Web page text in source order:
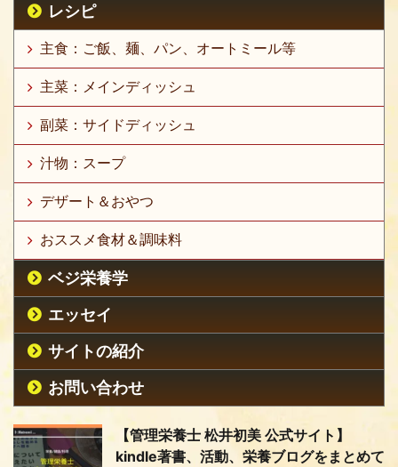
レシピ
主食：ご飯、麺、パン、オートミール等
主菜：メインディッシュ
副菜：サイドディッシュ
汁物：スープ
デザート＆おやつ
おススメ食材＆調味料
ベジ栄養学
エッセイ
サイトの紹介
お問い合わせ
【管理栄養士 松井初美 公式サイト】
kindle著書、活動、栄養ブログをまとめて